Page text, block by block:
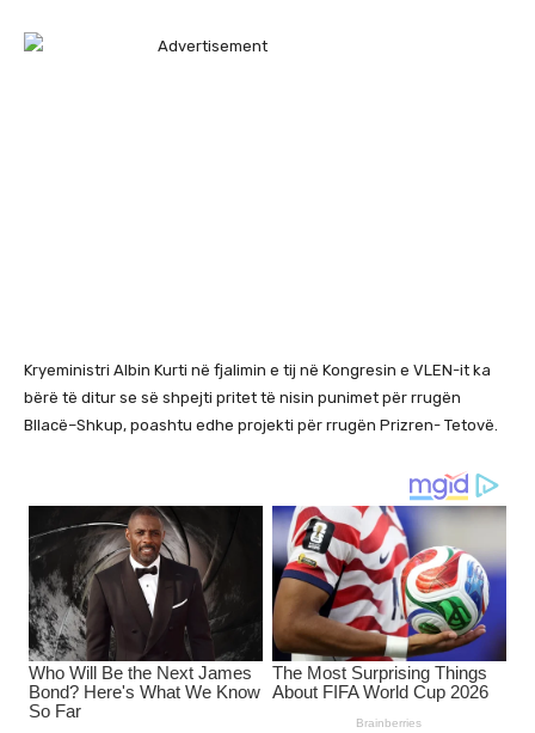
Kryeministri Albin Kurti në fjalimin e tij në Kongresin e VLEN-it ka
bërë të ditur se së shpejti pritet të nisin punimet për rrugën
Bllacë–Shkup, poashtu edhe projekti për rrugën Prizren- Tetovë.